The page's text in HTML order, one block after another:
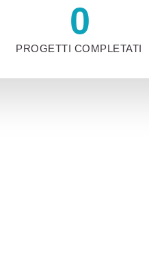
PROGETTI COMPLETATI
0